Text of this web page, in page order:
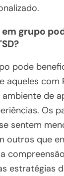
grupo
pode
aqueles com
de
Os
sentem
outros que
estratégias